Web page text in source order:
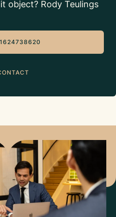
object? Rody Teulings